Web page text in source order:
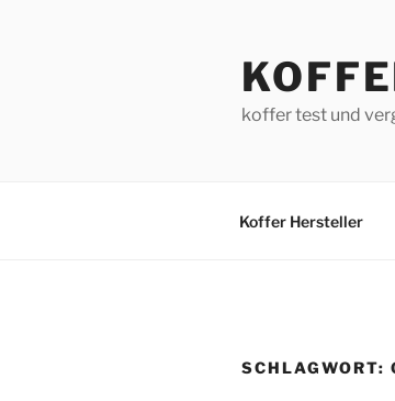
koffer test und
Koffer Hersteller
SCHLAGWORT: